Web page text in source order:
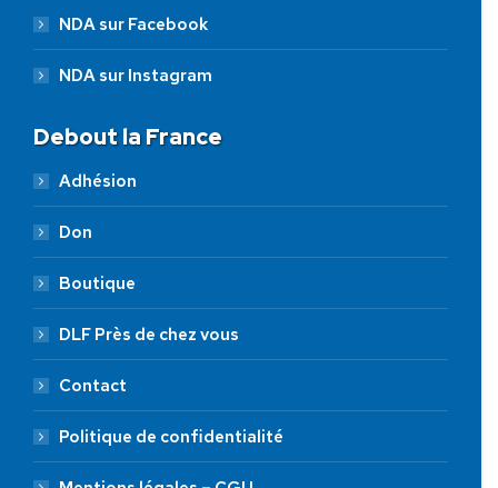
NDA sur Facebook
NDA sur Instagram
Debout la France
Adhésion
Don
Boutique
DLF Près de chez vous
Contact
Politique de confidentialité